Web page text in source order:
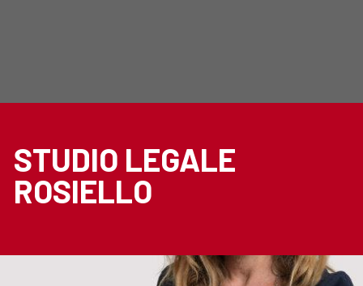
STUDIO LEGALE
ROSIELLO